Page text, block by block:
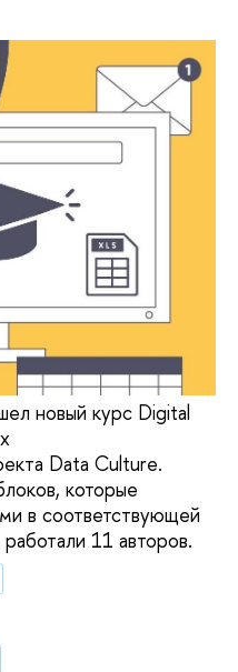
новый курс Digital
Data Culture.
которые
в соответствующей
11 авторов.